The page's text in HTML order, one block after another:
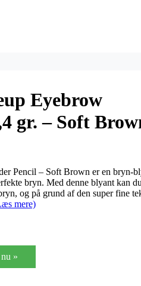
Eyebrow
gr. – Soft
Pencil – Soft Brown er en bryn-
bryn. Med denne blyant kan du
og på grund af den super fine
mere)
»